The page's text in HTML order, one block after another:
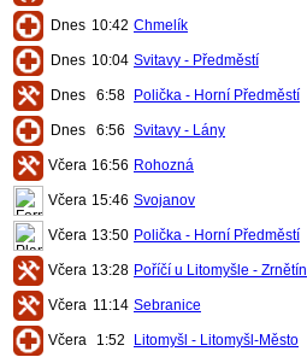
Dnes 10:42 Chmelík
Dnes 10:04 Svitavy - Předměstí
Dnes 6:58 Polička - Horní Předměstí
Dnes 6:56 Svitavy - Lány
Včera 16:56 Rohozná
Včera 15:46 Svojanov
Včera 13:50 Polička - Horní Předměstí
Včera 13:28 Poříčí u Litomyšle - Zrnětín
Včera 11:14 Sebranice
Včera 1:52 Litomyšl - Litomyšl-Město